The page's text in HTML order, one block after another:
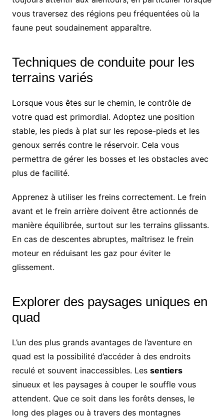
vous traversez des régions peu fréquentées où la
faune peut soudainement apparaître.
Techniques de conduite pour les
terrains variés
Lorsque vous êtes sur le chemin, le contrôle de
votre quad est primordial. Adoptez une position
stable, les pieds à plat sur les repose-pieds et les
genoux serrés contre le réservoir. Cela vous
permettra de gérer les bosses et les obstacles avec
plus de facilité.
Apprenez à utiliser les freins correctement. Le frein
avant et le frein arrière doivent être actionnés de
manière équilibrée, surtout sur les terrains glissants.
En cas de descentes abruptes, maîtrisez le frein
moteur en réduisant les gaz pour éviter le
glissement.
Explorer des paysages uniques en
quad
L’un des plus grands avantages de l’aventure en
quad est la possibilité d’accéder à des endroits
reculé et souvent inaccessibles. Les sentiers
sinueux et les paysages à couper le souffle vous
attendent. Que ce soit dans les forêts denses, le
long des plages ou à travers des montagnes